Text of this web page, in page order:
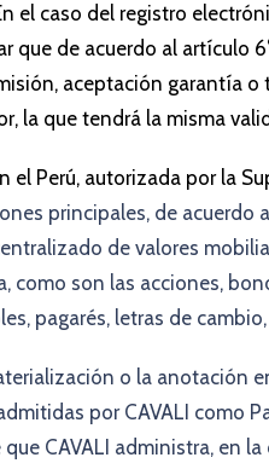
el caso del registro
que de acuerdo al artículo
aceptación garantía
la que tendrá la misma
el Perú, autorizada por la
principales, de acuerdo
de valores
como son las acciones,
pagarés, letras de
o la anotación
por CAVALI como
CAVALI administra, en